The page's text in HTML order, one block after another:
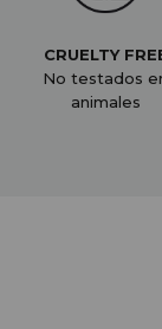
CRUELTY
No testados
animales